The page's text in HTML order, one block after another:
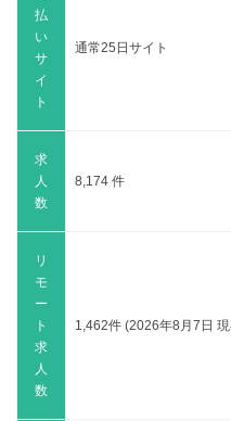
払
い
サ
イ
ト
通常25日サイト
求
人
数
8,174 件
リ
モ
ー
ト
求
人
数
1,462件 (2026年8月7日